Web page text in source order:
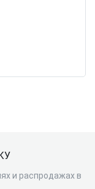
и распродажах в